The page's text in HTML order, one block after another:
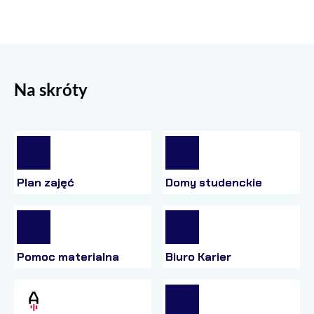
Na skróty
Plan zajęć Domy studenckie
Pomoc materialna Biuro Karier